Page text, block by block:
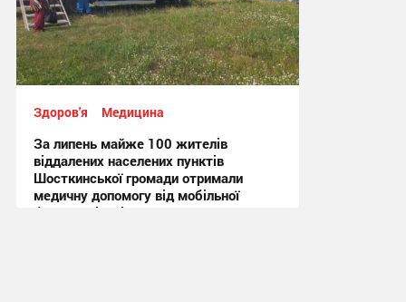
Здоров'я Медицина
За липень майже 100 жителів
віддалених населених пунктів
Шосткинської громади отримали
медичну допомогу від мобільної
бригади лікарів